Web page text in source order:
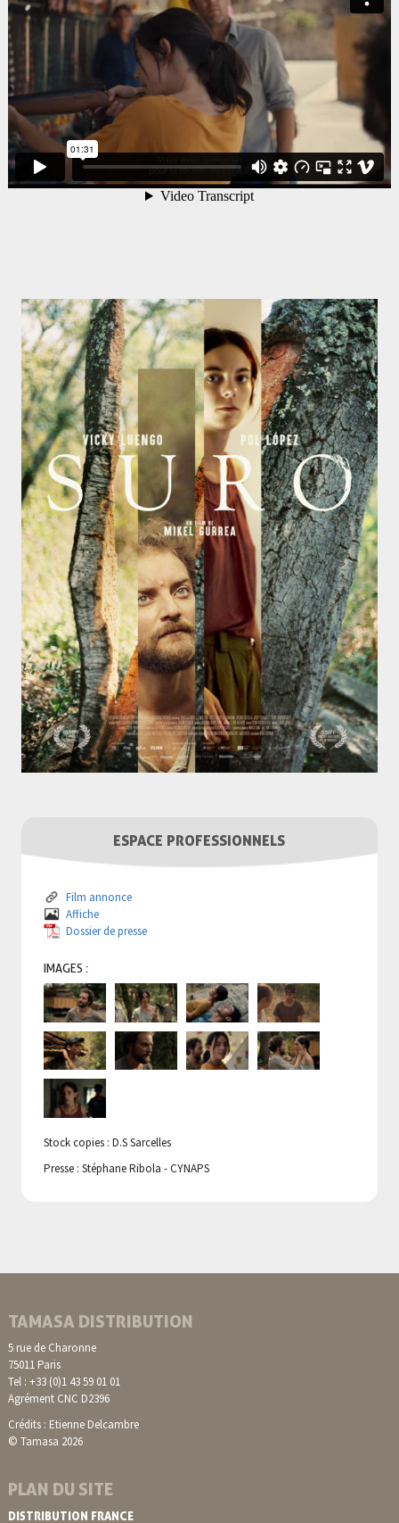
ESPACE PROFESSIONNELS
Film annonce
Affiche
Dossier de presse
IMAGES :
Stock copies : D.S Sarcelles
Presse : Stéphane Ribola - CYNAPS
TAMASA DISTRIBUTION
5 rue de Charonne
75011 Paris
Tel : +33 (0)1 43 59 01 01
Agrément CNC D2396
Crédits : Etienne Delcambre
© Tamasa 2026
PLAN DU SITE
DISTRIBUTION FRANCE